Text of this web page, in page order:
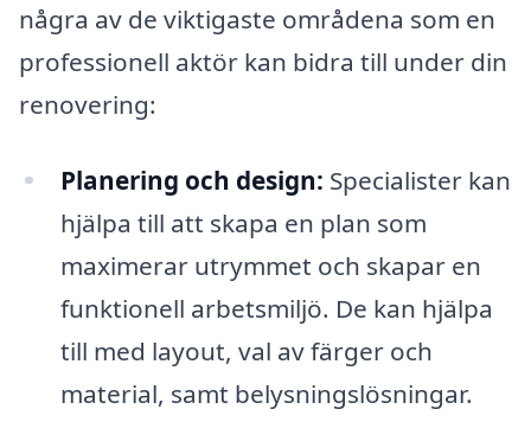
några av de viktigaste områdena som en
professionell aktör kan bidra till under din
renovering:
Planering och design: Specialister kan
hjälpa till att skapa en plan som
maximerar utrymmet och skapar en
funktionell arbetsmiljö. De kan hjälpa
till med layout, val av färger och
material, samt belysningslösningar.